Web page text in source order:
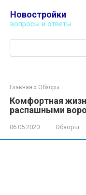
контенту
Новостройки
вопросы и ответы
Главная » Обзоры
Комфортная
распашными
06.05.2020 Обзоры